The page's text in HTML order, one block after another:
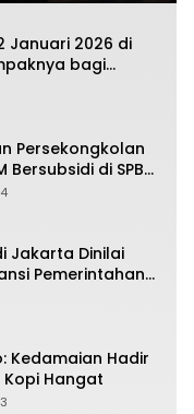
Januari 2026 di
bagi
Aturan Kunci
Persekongkolan
Bersubsidi di SPBU
4
Jakarta Dinilai
Pemerintahan
Kedamaian Hadir
Hangat
3